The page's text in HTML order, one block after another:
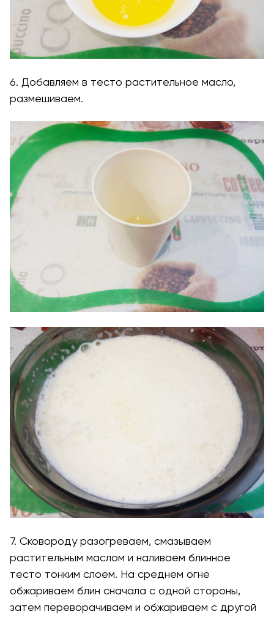
6. Добавляем в тесто растительное масло,
размешиваем.
7. Сковороду разогреваем, смазываем
растительным маслом и наливаем блинное
тесто тонким слоем. На среднем огне
обжариваем блин сначала с одной стороны,
затем переворачиваем и обжариваем с другой